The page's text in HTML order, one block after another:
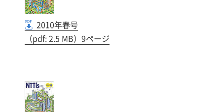
2010年春号
（pdf: 2.5 MB）9ページ